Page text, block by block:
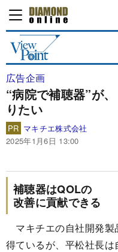
広告企画
“病院で補聴器”が
りたい
PR マキチエ株式会社
2025年1月6日 13:00
補聴器はQOLの
改善に貢献できる
マキチエの自社開発製
得ているが、平松社長